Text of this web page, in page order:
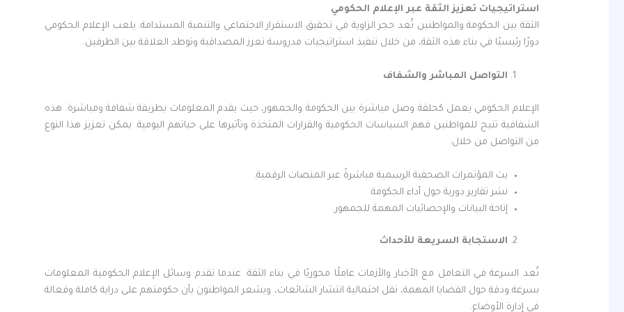
استراتيجيات تعزيز الثقة عبر الإعلام الحكومي
الثقة بين الحكومة والمواطنين تُعد حجر الزاوية في تحقيق الاستقرار الاجتماعي والتنمية المستدامة. يلعب الإعلام الحكومي
دورًا رئيسيًا في بناء هذه الثقة، من خلال تنفيذ استراتيجيات مدروسة تعزز المصداقية وتوطد العلاقة بين الطرفين.
التواصل المباشر والشفاف
الإعلام الحكومي يعمل كحلقة وصل مباشرة بين الحكومة والجمهور، حيث يقدم المعلومات بطريقة شفافة ومباشرة. هذه
الشفافية تتيح للمواطنين فهم السياسات الحكومية والقرارات المتخذة وتأثيرها على حياتهم اليومية. يمكن تعزيز هذا النوع
من التواصل من خلال:
بث المؤتمرات الصحفية الرسمية مباشرةً عبر المنصات الرقمية.
نشر تقارير دورية حول أداء الحكومة.
إتاحة البيانات والإحصائيات المهمة للجمهور.
الاستجابة السريعة للأحداث
تُعد السرعة في التعامل مع الأخبار والأزمات عاملًا محوريًا في بناء الثقة. عندما تقدم وسائل الإعلام الحكومية المعلومات
بسرعة ودقة حول القضايا المهمة، تقل احتمالية انتشار الشائعات، ويشعر المواطنون بأن حكومتهم على دراية كاملة وفعالة
في إدارة الأوضاع.